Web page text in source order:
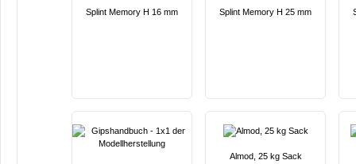
Splint Memory H 16 mm Splint Memory H 25 mm
Almod, 25 kg Sack